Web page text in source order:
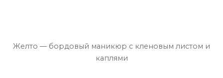
Желто — бордовый маникюр с кленовым листом и
каплями